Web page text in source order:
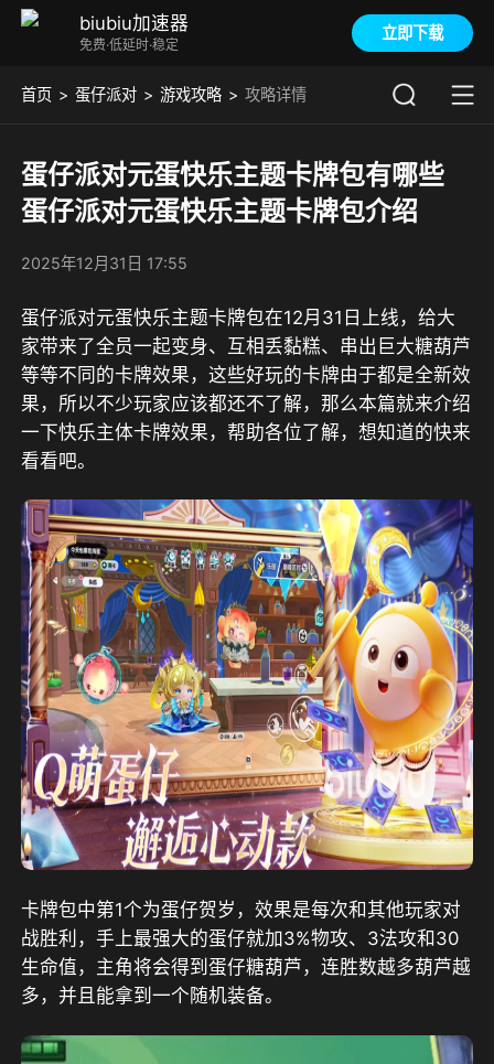
biubiu加速器
免费·低延时·稳定
立即下载
首页 蛋仔派对 游戏攻略 攻略详情
蛋仔派对元蛋快乐主题卡牌包有哪些
蛋仔派对元蛋快乐主题卡牌包介绍
2025年12月31日 17:55
蛋仔派对元蛋快乐主题卡牌包在12月31日上线，给大
家带来了全员一起变身、互相丢黏糕、串出巨大糖葫芦
等等不同的卡牌效果，这些好玩的卡牌由于都是全新效
果，所以不少玩家应该都还不了解，那么本篇就来介绍
一下快乐主体卡牌效果，帮助各位了解，想知道的快来
看看吧。
卡牌包中第1个为蛋仔贺岁，效果是每次和其他玩家对
战胜利，手上最强大的蛋仔就加3%物攻、3法攻和30
生命值，主角将会得到蛋仔糖葫芦，连胜数越多葫芦越
多，并且能拿到一个随机装备。